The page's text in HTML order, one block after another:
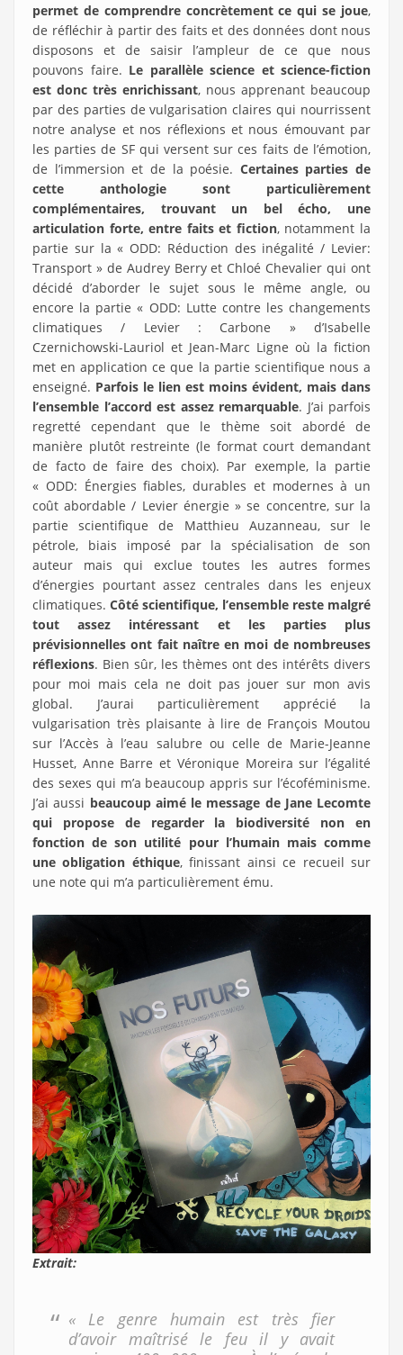
permet de comprendre concrètement ce qui se joue,
de réfléchir à partir des faits et des données dont nous
disposons et de saisir l’ampleur de ce que nous
pouvons faire. Le parallèle science et science-fiction
est donc très enrichissant, nous apprenant beaucoup
par des parties de vulgarisation claires qui nourrissent
notre analyse et nos réflexions et nous émouvant par
les parties de SF qui versent sur ces faits de l’émotion,
de l’immersion et de la poésie. Certaines parties de
cette anthologie sont particulièrement
complémentaires, trouvant un bel écho, une
articulation forte, entre faits et fiction, notamment la
partie sur la « ODD: Réduction des inégalité / Levier:
Transport » de Audrey Berry et Chloé Chevalier qui ont
décidé d’aborder le sujet sous le même angle, ou
encore la partie « ODD: Lutte contre les changements
climatiques / Levier : Carbone » d’Isabelle
Czernichowski-Lauriol et Jean-Marc Ligne où la fiction
met en application ce que la partie scientifique nous a
enseigné. Parfois le lien est moins évident, mais dans
l’ensemble l’accord est assez remarquable. J’ai parfois
regretté cependant que le thème soit abordé de
manière plutôt restreinte (le format court demandant
de facto de faire des choix). Par exemple, la partie
« ODD: Énergies fiables, durables et modernes à un
coût abordable / Levier énergie » se concentre, sur la
partie scientifique de Matthieu Auzanneau, sur le
pétrole, biais imposé par la spécialisation de son
auteur mais qui exclue toutes les autres formes
d’énergies pourtant assez centrales dans les enjeux
climatiques. Côté scientifique, l’ensemble reste malgré
tout assez intéressant et les parties plus
prévisionnelles ont fait naître en moi de nombreuses
réflexions. Bien sûr, les thèmes ont des intérêts divers
pour moi mais cela ne doit pas jouer sur mon avis
global. J’aurai particulièrement apprécié la
vulgarisation très plaisante à lire de François Moutou
sur l’Accès à l’eau salubre ou celle de Marie-Jeanne
Husset, Anne Barre et Véronique Moreira sur l’égalité
des sexes qui m’a beaucoup appris sur l’écoféminisme.
J’ai aussi beaucoup aimé le message de Jane Lecomte
qui propose de regarder la biodiversité non en
fonction de son utilité pour l’humain mais comme
une obligation éthique, finissant ainsi ce recueil sur
une note qui m’a particulièrement ému.
Extrait:
« Le genre humain est très fier
d’avoir maîtrisé le feu il y avait